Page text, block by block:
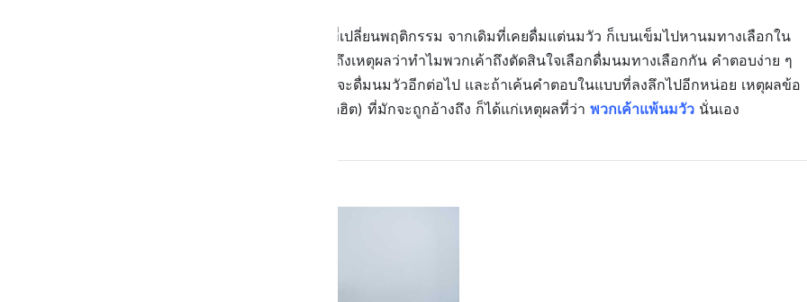
แต่ในขณะเดียวกัน ก็มีคนบางกลุ่มที่เปลี่ยนพฤติกรรม จากเดิมที่เคยดื่มแต่นมวัว ก็เบนเข็มไปหานมทางเลือกใน
เลยก็มี ถ้าถามถึงเหตุผลว่าทำไมพวกเค้าถึงตัดสินใจเลือกดื่มนมทางเลือกกัน คำตอบง่าย ๆ
เลย ก็คือ ก็เพราะว่าพวกเค้าไม่คิดที่จะดื่มนมวัวอีกต่อไป และถ้าเค้นคำตอบในแบบที่ลงลึกไปอีกหน่อย เหตุผลข้อ
แรก (และดูเหมือนจะเป็นเหตุผลยอดฮิต) ที่มักจะถูกอ้างถึง ก็ได้แก่เหตุผลที่ว่า พวกเค้าแพ้นมวัว นั่นเอง